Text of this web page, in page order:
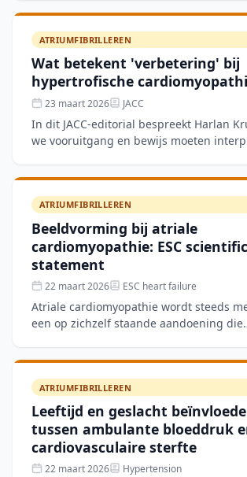
ATRIUMFIBRILLEREN
Wat betekent 'verbetering' bij
hypertrofische
23 maart 2026 JACC
In dit JACC-editorial bespreekt Harlan
we vooruitgang en bewijs moeten
plaatst rec
ATRIUMFIBRILLEREN
Beeldvorming bij atriale
cardiomyopathie: ESC scientific
statement
22 maart 2026 ESC heart failure
Atriale cardiomyopathie wordt steeds
een op zichzelf staande aandoening die
ESC scientifi
ATRIUMFIBRILLEREN
Leeftijd en geslacht
tussen ambulante bloeddruk
cardiovasculaire sterfte
22 maart 2026 Hypertension